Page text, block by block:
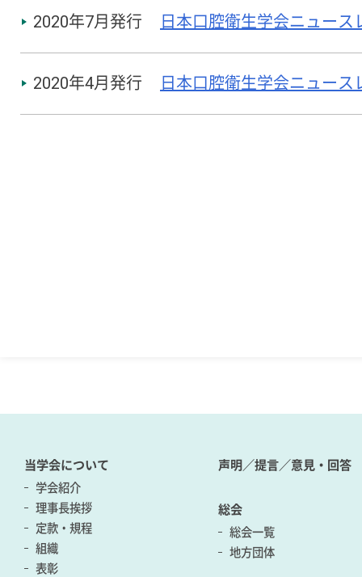
2020年7月発行 日本口腔衛生学会ニュース
2020年4月発行 日本口腔衛生学会ニュース
当学会について
学会紹介
理事長挨拶
定款・規程
組織
表彰
声明／提言／意見・回答
総会
総会一覧
地方団体